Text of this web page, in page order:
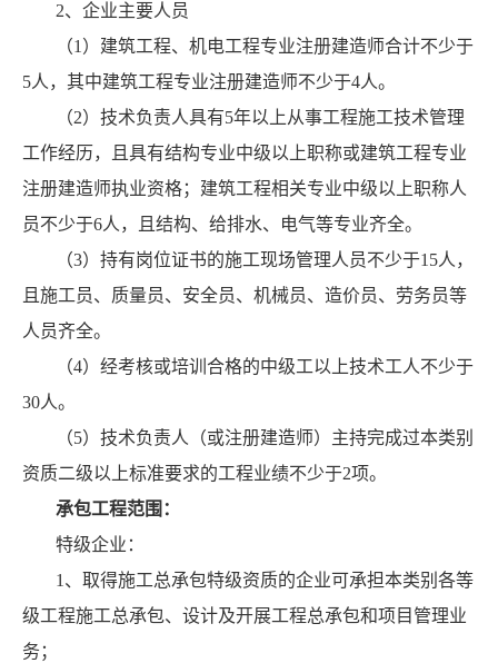
2、企业主要人员
（1）建筑工程、机电工程专业注册建造师合计不少于
5人，其中建筑工程专业注册建造师不少于4人。
（2）技术负责人具有5年以上从事工程施工技术管理
工作经历，且具有结构专业中级以上职称或建筑工程专业
注册建造师执业资格；建筑工程相关专业中级以上职称人
员不少于6人，且结构、给排水、电气等专业齐全。
（3）持有岗位证书的施工现场管理人员不少于15人，
且施工员、质量员、安全员、机械员、造价员、劳务员等
人员齐全。
（4）经考核或培训合格的中级工以上技术工人不少于
30人。
（5）技术负责人（或注册建造师）主持完成过本类别
资质二级以上标准要求的工程业绩不少于2项。
承包工程范围：
特级企业：
1、取得施工总承包特级资质的企业可承担本类别各等
级工程施工总承包、设计及开展工程总承包和项目管理业
务；